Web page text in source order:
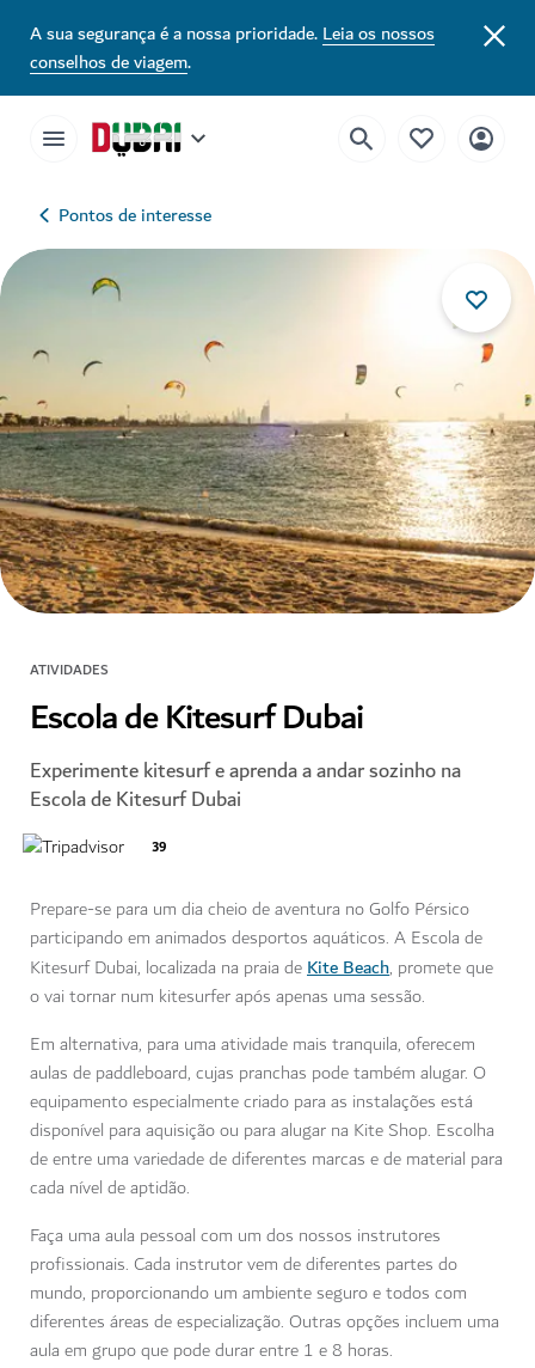
A sua segurança é a nossa prioridade.Leia os nossos
conselhos de viagem.
Pontos de interesse
ATIVIDADES
Escola de Kitesurf Dubai
Experimente kitesurf e aprenda a andar sozinho na
Escola de Kitesurf Dubai
39
Prepare-se para um dia cheio de aventura no Golfo Pérsico
participando em animados desportos aquáticos. A Escola de
Kitesurf Dubai, localizada na praia deKite Beach, promete que
o vai tornar num kitesurfer após apenas uma sessão.
Em alternativa, para uma atividade mais tranquila, oferecem
aulas de paddleboard, cujas pranchas pode também alugar. O
equipamento especialmente criado para as instalações está
disponível para aquisição ou para alugar na Kite Shop. Escolha
de entre uma variedade de diferentes marcas e de material para
cada nível de aptidão.
Faça uma aula pessoal com um dos nossos instrutores
profissionais. Cada instrutor vem de diferentes partes do
mundo, proporcionando um ambiente seguro e todos com
diferentes áreas de especialização. Outras opções incluem uma
aula em grupo que pode durar entre 1 e 8 horas.